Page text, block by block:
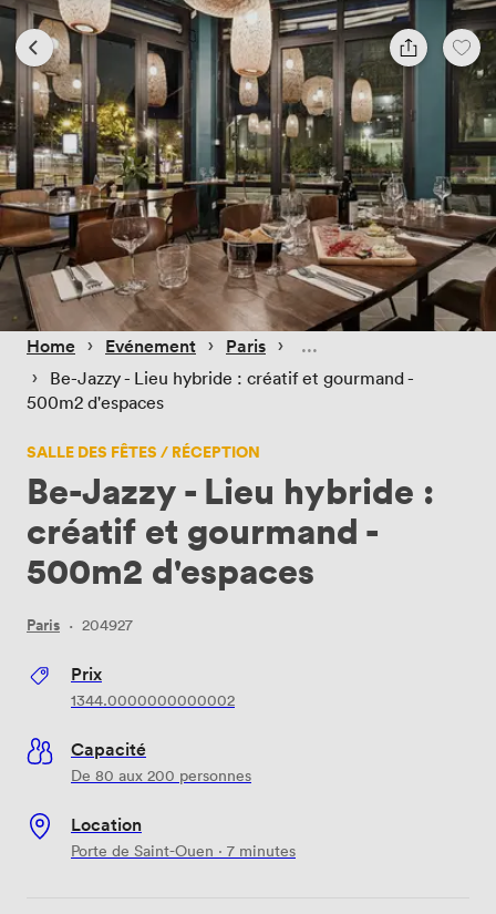
Home › Evénement › Paris ›
› Be-Jazzy - Lieu hybride : créatif et gourmand -
500m2 d'espaces
SALLE DES FÊTES / RÉCEPTION
Be-Jazzy - Lieu hybride :
créatif et gourmand -
500m2 d'espaces
Paris · 204927
Prix
1344.0000000000002
Capacité
De 80 aux 200 personnes
Location
Porte de Saint-Ouen · 7 minutes